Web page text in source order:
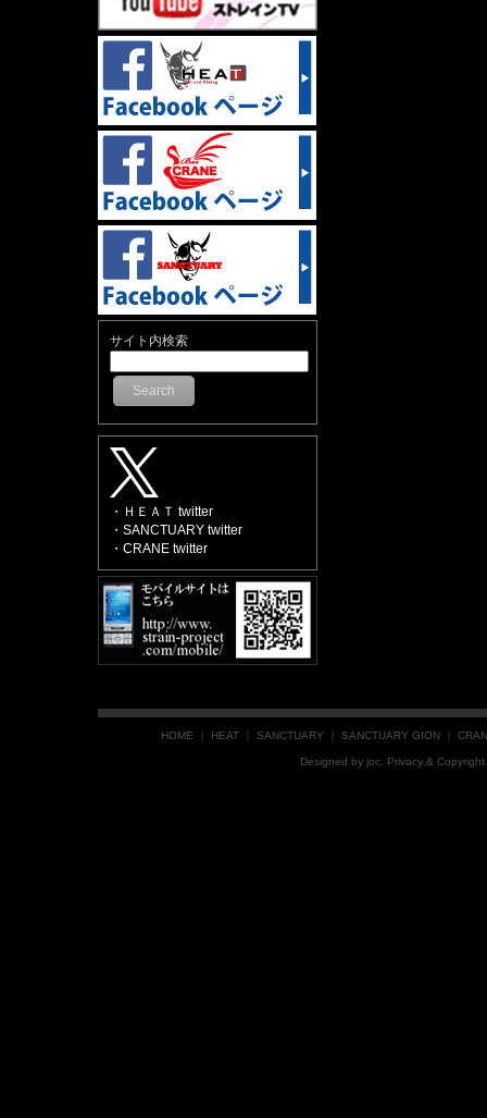
サイト内検索
Search
・ＨＥＡＴ twitter
・SANCTUARY twitter
・CRANE twitter
HOME HEAT SANCTUARY SANCTUARY GION
Designed by joc . Privacy &